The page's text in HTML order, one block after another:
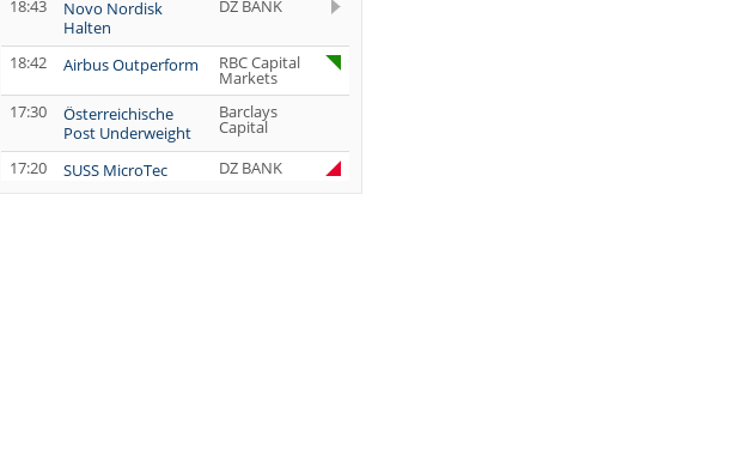
18:43
Novo Nordisk
Halten
DZ BANK
18:42 Airbus Outperform RBC Capital
Markets
17:30
Österreichische
Post Underweight
Barclays
Capital
17:20
SUSS MicroTec
DZ BANK